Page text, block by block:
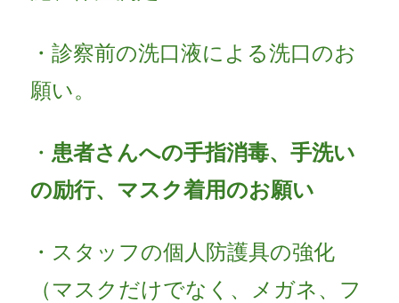
・診察前の洗口液による洗口のお
願い。
・ 患者さんへの手指消毒、手洗い
の励行、マスク着用のお願い
・スタッフの個人防護具の強化
（マスクだけでなく、メガネ、フ